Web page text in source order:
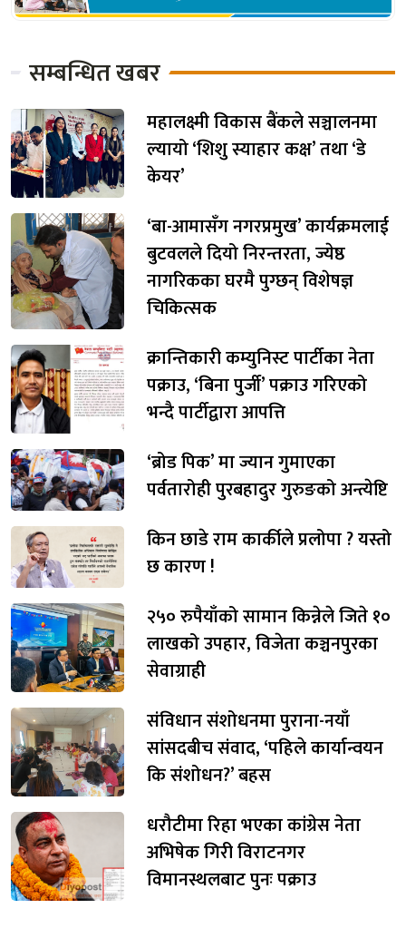
सम्बन्धित खबर
महालक्ष्मी विकास बैंकले सञ्चालनमा
ल्यायो ‘शिशु स्याहार कक्ष’ तथा ‘डे
केयर’
‘बा-आमासँग नगरप्रमुख’ कार्यक्रमलाई
बुटवलले दियो निरन्तरता, ज्येष्ठ
नागरिकका घरमै पुग्छन् विशेषज्ञ
चिकित्सक
क्रान्तिकारी कम्युनिस्ट पार्टीका नेता
पक्राउ, ‘बिना पुर्जी’ पक्राउ गरिएको
भन्दै पार्टीद्वारा आपत्ति
‘ब्रोड पिक’ मा ज्यान गुमाएका
पर्वतारोही पुरबहादुर गुरुङको अन्त्येष्टि
किन छाडे राम कार्कीले प्रलोपा ? यस्तो
छ कारण !
२५० रुपैयाँको सामान किन्नेले जिते १०
लाखको उपहार, विजेता कञ्चनपुरका
सेवाग्राही
संविधान संशोधनमा पुराना-नयाँ
सांसदबीच संवाद, ‘पहिले कार्यान्वयन
कि संशोधन?’ बहस
धरौटीमा रिहा भएका कांग्रेस नेता
अभिषेक गिरी विराटनगर
विमानस्थलबाट पुनः पक्राउ